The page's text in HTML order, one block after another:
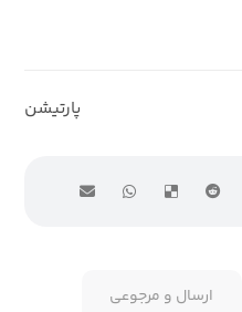
پارتیشن
ارسال و مرجوعی